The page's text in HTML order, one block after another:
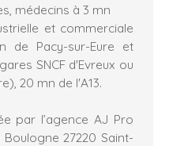
médecins à 3 mn
et commerciale
de Pacy-sur-Eure et
SNCF d'Evreux ou
20 mn de l'A13.
par l’agence AJ Pro
27220 Saint-